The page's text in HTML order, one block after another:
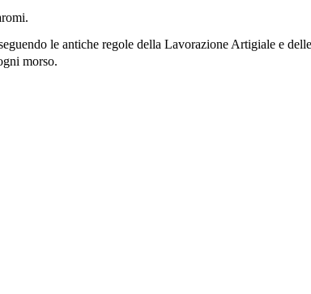
le antiche regole della Lavorazione Artigiale e
morso.